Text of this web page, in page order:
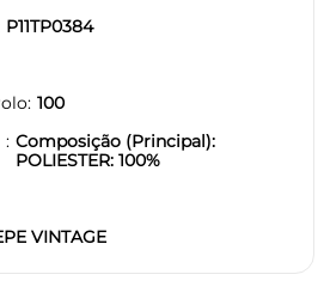
P11TP0384
100
Composição (Principal):
POLIESTER: 100%
VINTAGE